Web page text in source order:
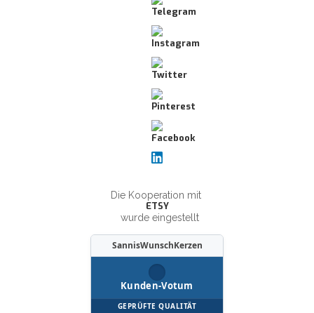
Die Kooperation mit
ETSY
wurde eingestellt
SannisWunschKerzen
Kunden-Votum
GEPRÜFTE QUALITÄT